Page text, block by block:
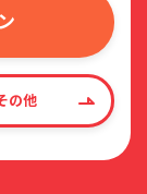
の他